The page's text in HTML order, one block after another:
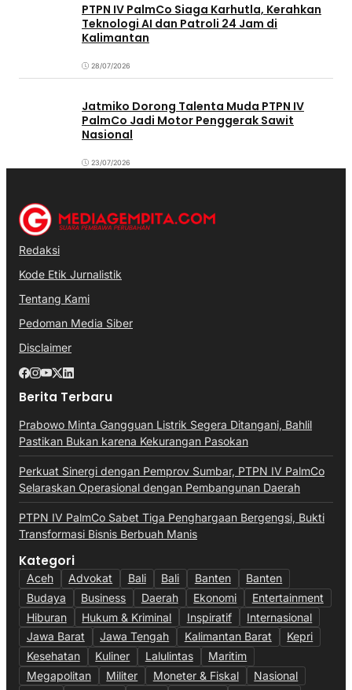
PTPN IV PalmCo Siaga Karhutla, Kerahkan
Teknologi AI dan Patroli 24 Jam di
Kalimantan
28/07/2026
Jatmiko Dorong Talenta Muda PTPN IV
PalmCo Jadi Motor Penggerak Sawit
Nasional
23/07/2026
Redaksi
Kode Etik Jurnalistik
Tentang Kami
Pedoman Media Siber
Disclaimer
Berita Terbaru
Prabowo Minta Gangguan Listrik Segera Ditangani, Bahlil
Pastikan Bukan karena Kekurangan Pasokan
Perkuat Sinergi dengan Pemprov Sumbar, PTPN IV PalmCo
Selaraskan Operasional dengan Pembangunan Daerah
PTPN IV PalmCo Sabet Tiga Penghargaan Bergengsi, Bukti
Transformasi Bisnis Berbuah Manis
Kategori
Aceh Advokat Bali Bali Banten
Banten
Budaya
Business Daerah Ekonomi
Entertainment
Hiburan
Hukum & Kriminal Inspiratif
Internasional
Jawa Barat
Jawa Tengah Kalimantan Barat
Kepri
Kesehatan
Kuliner Lalulintas
Maritim
Megapolitan
Militer Moneter & Fiskal
Nasional